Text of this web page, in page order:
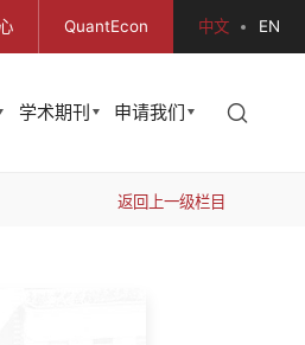
QuantEcon 中文 EN
学术期刊 申请我们
返回上一级栏目